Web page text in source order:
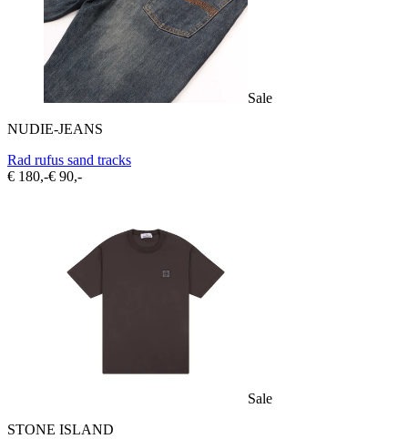
Sale
NUDIE-JEANS
Rad rufus sand tracks
€ 180,-€ 90,-
Sale
STONE ISLAND